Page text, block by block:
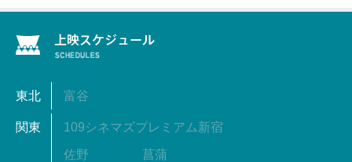
東北 富谷
関東 109シネマズプレミアム新宿
佐野 菖蒲